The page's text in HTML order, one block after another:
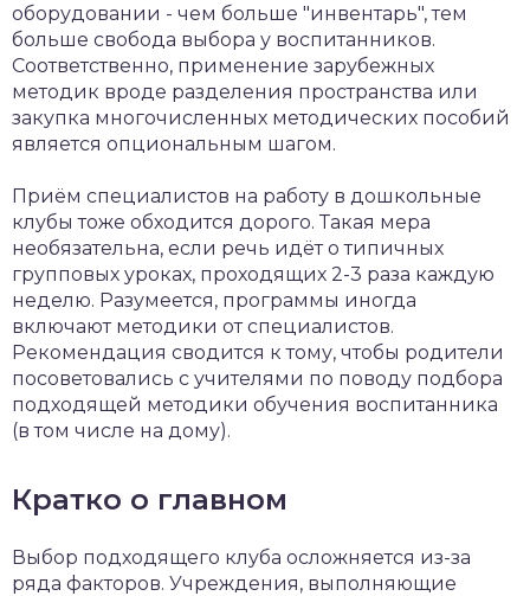
оборудовании - чем больше "инвентарь", тем
больше свобода выбора у воспитанников.
Соответственно, применение зарубежных
методик вроде разделения пространства или
закупка многочисленных методических пособий
является опциональным шагом.
Приём специалистов на работу в дошкольные
клубы тоже обходится дорого. Такая мера
необязательна, если речь идёт о типичных
групповых уроках, проходящих 2-3 раза каждую
неделю. Разумеется, программы иногда
включают методики от специалистов.
Рекомендация сводится к тому, чтобы родители
посоветовались с учителями по поводу подбора
подходящей методики обучения воспитанника
(в том числе на дому).
Кратко о главном
Выбор подходящего клуба осложняется из-за
ряда факторов. Учреждения, выполняющие